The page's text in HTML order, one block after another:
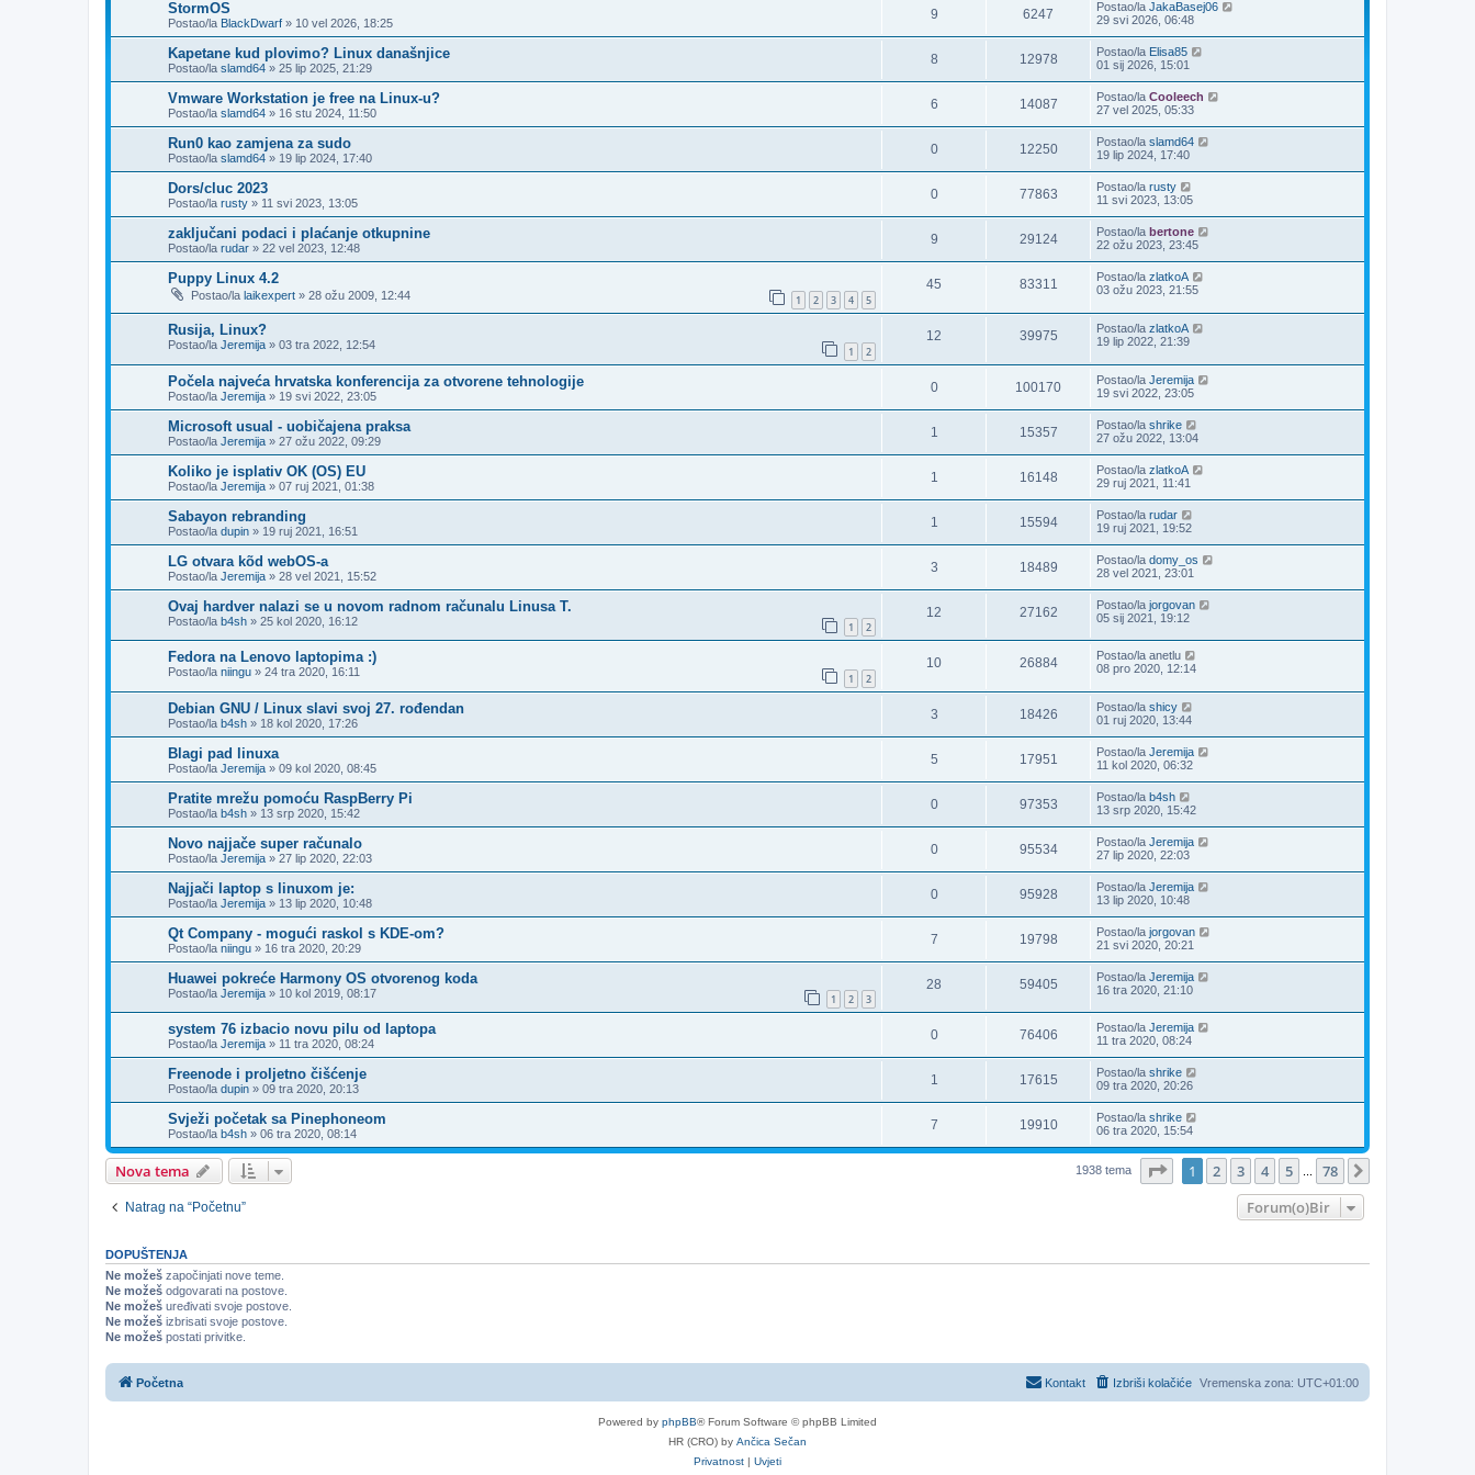
StormOS
Postao/la BlackDwarf » 10 vel 2026, 18:25
9 6247 Postao/la JakaBasej06
29 svi 2026, 06:48
Kapetane kud plovimo? Linux današnjice
Postao/la slamd64 » 25 lip 2025, 21:29
8 12978 Postao/la Elisa85
01 sij 2026, 15:01
Vmware Workstation je free na Linux-u?
Postao/la slamd64 » 16 stu 2024, 11:50
6 14087 Postao/la Cooleech
27 vel 2025, 05:33
Run0 kao zamjena za sudo
Postao/la slamd64 » 19 lip 2024, 17:40
0 12250 Postao/la slamd64
19 lip 2024, 17:40
Dors/cluc 2023
Postao/la rusty » 11 svi 2023, 13:05
0 77863 Postao/la rusty
11 svi 2023, 13:05
zaključani podaci i plaćanje otkupnine
Postao/la rudar » 22 vel 2023, 12:48
9 29124 Postao/la bertone
22 ožu 2023, 23:45
Puppy Linux 4.2
Postao/la laikexpert » 28 ožu 2009, 12:44 1 2 3 4 5
45 83311 Postao/la zlatkoA
03 ožu 2023, 21:55
Rusija, Linux?
Postao/la Jeremija » 03 tra 2022, 12:54 1 2
12 39975 Postao/la zlatkoA
19 lip 2022, 21:39
Počela najveća hrvatska konferencija za otvorene tehnologije
Postao/la Jeremija » 19 svi 2022, 23:05
0 100170 Postao/la Jeremija
19 svi 2022, 23:05
Microsoft usual - uobičajena praksa
Postao/la Jeremija » 27 ožu 2022, 09:29
1 15357 Postao/la shrike
27 ožu 2022, 13:04
Koliko je isplativ OK (OS) EU
Postao/la Jeremija » 07 ruj 2021, 01:38
1 16148 Postao/la zlatkoA
29 ruj 2021, 11:41
Sabayon rebranding
Postao/la dupin » 19 ruj 2021, 16:51
1 15594 Postao/la rudar
19 ruj 2021, 19:52
LG otvara kõd webOS-a
Postao/la Jeremija » 28 vel 2021, 15:52
3 18489 Postao/la domy_os
28 vel 2021, 23:01
Ovaj hardver nalazi se u novom radnom računalu Linusa T.
Postao/la b4sh » 25 kol 2020, 16:12 1 2
12 27162 Postao/la jorgovan
05 sij 2021, 19:12
Fedora na Lenovo laptopima :)
Postao/la niingu » 24 tra 2020, 16:11 1 2
10 26884 Postao/la anetlu
08 pro 2020, 12:14
Debian GNU / Linux slavi svoj 27. rođendan
Postao/la b4sh » 18 kol 2020, 17:26
3 18426 Postao/la shicy
01 ruj 2020, 13:44
Blagi pad linuxa
Postao/la Jeremija » 09 kol 2020, 08:45
5 17951 Postao/la Jeremija
11 kol 2020, 06:32
Pratite mrežu pomoću RaspBerry Pi
Postao/la b4sh » 13 srp 2020, 15:42
0 97353 Postao/la b4sh
13 srp 2020, 15:42
Novo najjače super računalo
Postao/la Jeremija » 27 lip 2020, 22:03
0 95534 Postao/la Jeremija
27 lip 2020, 22:03
Najjači laptop s linuxom je:
Postao/la Jeremija » 13 lip 2020, 10:48
0 95928 Postao/la Jeremija
13 lip 2020, 10:48
Qt Company - mogući raskol s KDE-om?
Postao/la niingu » 16 tra 2020, 20:29
7 19798 Postao/la jorgovan
21 svi 2020, 20:21
Huawei pokreće Harmony OS otvorenog koda
Postao/la Jeremija » 10 kol 2019, 08:17 1 2 3
28 59405 Postao/la Jeremija
16 tra 2020, 21:10
system 76 izbacio novu pilu od laptopa
Postao/la Jeremija » 11 tra 2020, 08:24
0 76406 Postao/la Jeremija
11 tra 2020, 08:24
Freenode i proljetno čišćenje
Postao/la dupin » 09 tra 2020, 20:13
1 17615 Postao/la shrike
09 tra 2020, 20:26
Svježi početak sa Pinephoneom
Postao/la b4sh » 06 tra 2020, 08:14
7 19910 Postao/la shrike
06 tra 2020, 15:54
Nova tema 1938 tema Stranica: 1/ .
1 2 3 4 5 ... 78
Natrag na “Početnu” Forum(o)Bir
DOPUŠTENJA
Ne možeš započinjati nove teme.
Ne možeš odgovarati na postove.
Ne možeš uređivati svoje postove.
Ne možeš izbrisati svoje postove.
Ne možeš postati privitke.
Početna Vremenska zona: UTC+01:00
Izbriši kolačiće
Kontakt
Powered by phpBB® Forum Software © phpBB Limited
HR (CRO) by Ančica Sečan
Privatnost | Uvjeti